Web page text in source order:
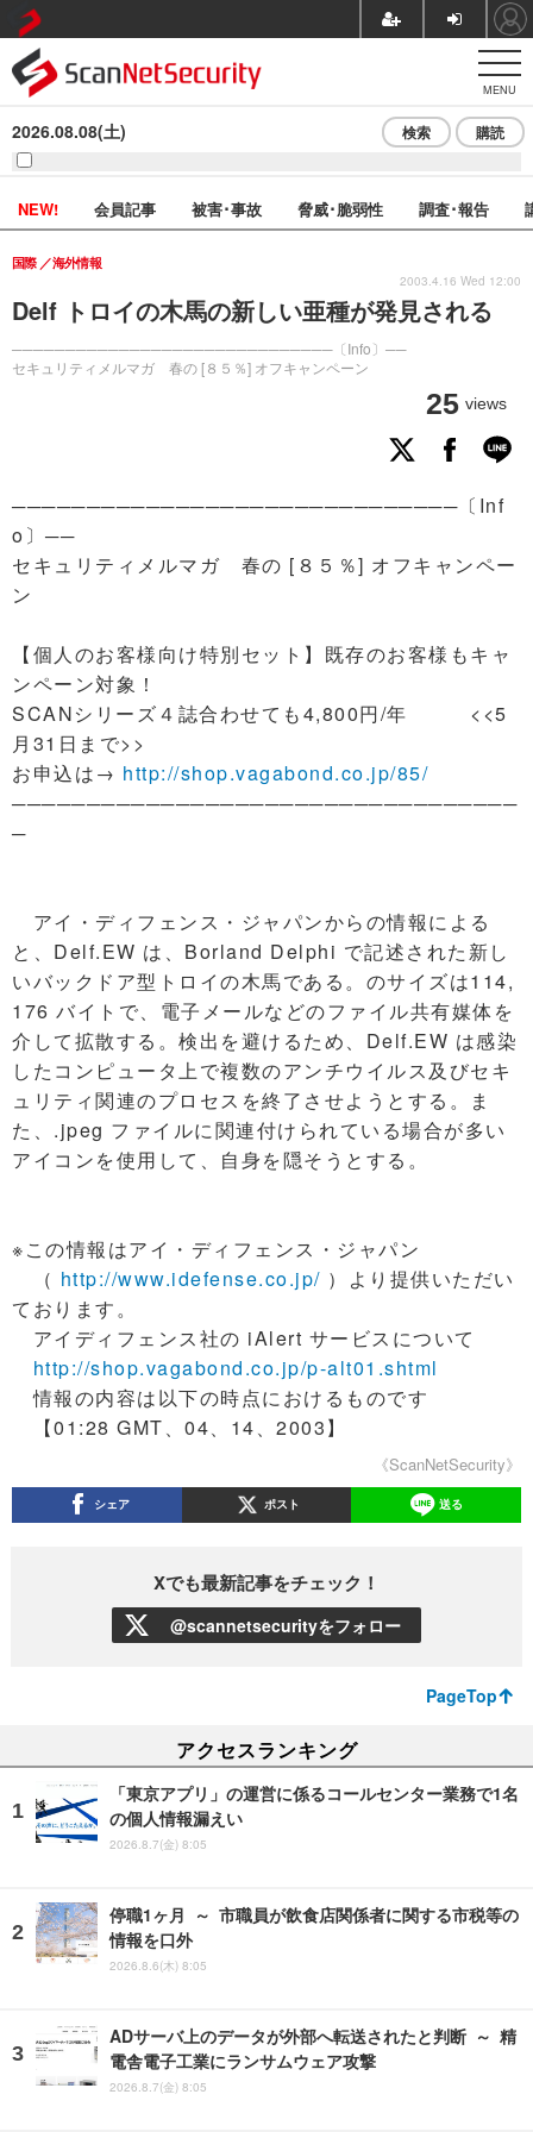
MENU
2026.08.08(土) 検索 購読
NEW! 会員記事 被害･事故 脅威･脆弱性 調査･報告
Delf トロイの木馬の新しい亜種が発見される
──────────────────────────────〔Info〕──
セキュリティメルマガ 春の [８５％] オフキャンペーン
国際 海外情報
25 views
2003.4.16 Wed 12:00
──────────────────────────────〔Inf
o〕──
セキュリティメルマガ 春の [８５％] オフキャンペー
ン
【個人のお客様向け特別セット】既存のお客様もキャ
ンペーン対象！
SCANシリーズ４誌合わせても4,800円/年 <<5
月31日まで>>
お申込は→ http://shop.vagabond.co.jp/85/
──────────────────────────────────
─
アイ・ディフェンス・ジャパンからの情報による
と、Delf.EW は、Borland Delphi で記述された新し
いバックドア型トロイの木馬である。のサイズは114,
176 バイトで、電子メールなどのファイル共有媒体を
介して拡散する。検出を避けるため、Delf.EW は感染
したコンピュータ上で複数のアンチウイルス及びセキ
ュリティ関連のプロセスを終了させようとする。ま
た、.jpeg ファイルに関連付けられている場合が多い
アイコンを使用して、自身を隠そうとする。
※この情報はアイ・ディフェンス・ジャパン
（ http://www.idefense.co.jp/ ）より提供いただい
ております。
アイディフェンス社の iAlert サービスについて
http://shop.vagabond.co.jp/p-alt01.shtml
情報の内容は以下の時点におけるものです
【01:28 GMT、04、14、2003】
《ScanNetSecurity》
シェア ポスト 送る
Xでも最新記事をチェック！
@scannetsecurityをフォロー
PageTop
アクセスランキング
「東京アプリ」の運営に係るコールセンター業務で1名
の個人情報漏えい
2026.8.7(金) 8:05
停職1ヶ月 ～ 市職員が飲食店関係者に関する市税等の
情報を口外
2026.8.6(木) 8:05
ADサーバ上のデータが外部へ転送されたと判断 ～ 精
電舎電子工業にランサムウェア攻撃
2026.8.7(金) 8:05